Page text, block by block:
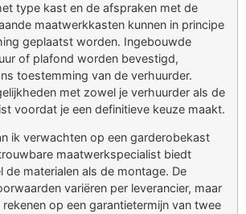
type kast en de afspraken met de
maatwerkkasten kunnen in principe
geplaatst worden. Ingebouwde
of plafond worden bevestigd,
toestemming van de verhuurder.
met zowel je verhuurder als de
voordat je een definitieve keuze maakt.
ik verwachten op een garderobekast
maatwerkspecialist biedt
de materialen als de montage. De
variëren per leverancier, maar
op een garantietermijn van twee